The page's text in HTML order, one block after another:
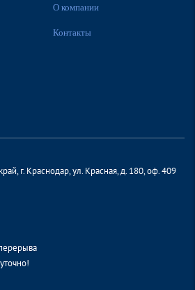
О компании
Контакты
г. Краснодар, ул. Красная, д. 180, оф. 409